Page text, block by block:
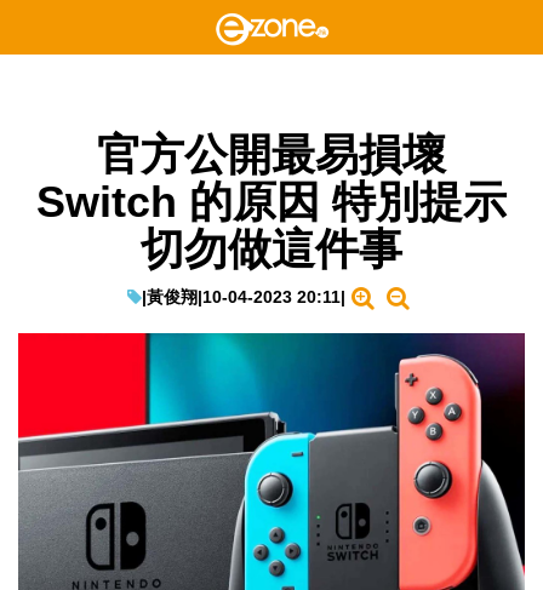
官方公開最易損壞
Switch 的原因 特別提示
切勿做這件事
|黃俊翔|10-04-2023 20:11|